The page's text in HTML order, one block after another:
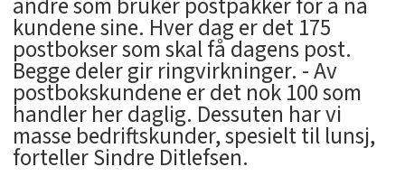
kundene sine. Hver dag er det 175
postbokser som skal få dagens post.
Begge deler gir ringvirkninger. - Av
postbokskundene er det nok 100 som
handler her daglig. Dessuten har vi
masse bedriftskunder, spesielt til lunsj,
forteller Sindre Ditlefsen.